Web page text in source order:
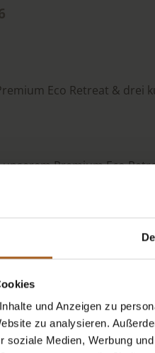
und Anzeigen zu
zu analysieren.
soziale Medien, Werbung
Eco Retreat & drei
Premium Eco
– für ein wohliges
in unserem
Menü– inspiriert von der
für einen rundum
und Fitnessbereichs– für